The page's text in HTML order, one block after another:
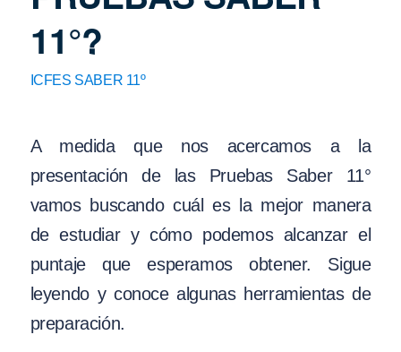
11°?
ICFES SABER 11º
A medida que nos acercamos a la
presentación de las Pruebas Saber 11°
vamos buscando cuál es la mejor manera
de estudiar y cómo podemos alcanzar el
puntaje que esperamos obtener. Sigue
leyendo y conoce algunas herramientas de
preparación.